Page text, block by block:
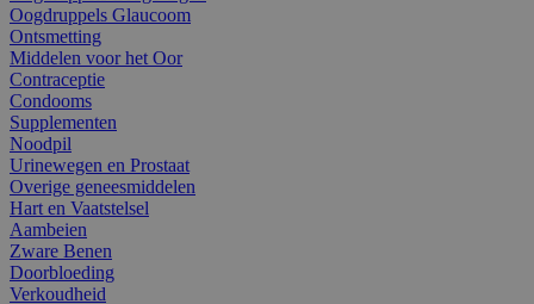
Oogdruppels Glaucoom
Ontsmetting
Middelen voor het Oor
Contraceptie
Condooms
Supplementen
Noodpil
Urinewegen en Prostaat
Overige geneesmiddelen
Hart en Vaatstelsel
Aambeien
Zware Benen
Doorbloeding
Verkoudheid